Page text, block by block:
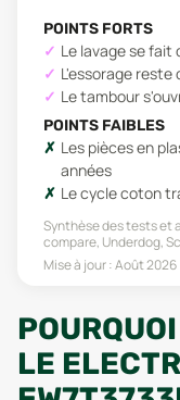
POINTS FORTS
Le lavage se fait
L'essorage
Le tambour
POINTS FAIBLES
Les pièces en
années
Le cycle coton
Synthèse des tests et
compare, Underdog,
Mise à jour :Août 2026
LE